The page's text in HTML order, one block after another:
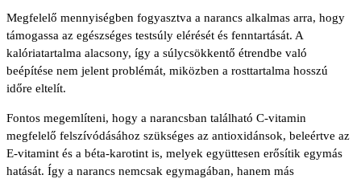
Megfelelő mennyiségben fogyasztva a narancs alkalmas arra, hogy
támogassa az egészséges testsúly elérését és fenntartását. A
kalóriatartalma alacsony, így a súlycsökkentő étrendbe való
beépítése nem jelent problémát, miközben a rosttartalma hosszú
időre eltelít.
Fontos megemlíteni, hogy a narancsban található C-vitamin
megfelelő felszívódásához szükséges az antioxidánsok, beleértve az
E-vitamint és a béta-karotint is, melyek együttesen erősítik egymás
hatását. Így a narancs nemcsak egymagában, hanem más